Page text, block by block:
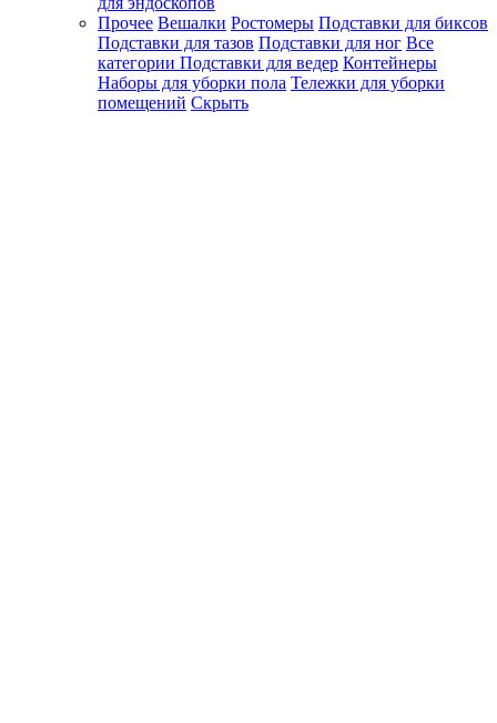
Прочее Вешалки Ростомеры Подставки для биксов
Подставки для тазов Подставки для ног Все
категории Подставки для ведер Контейнеры
Наборы для уборки пола Тележки для уборки
помещений Скрыть